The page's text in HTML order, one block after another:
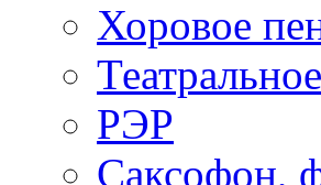
Хоровое
РЭР
Саксофон,